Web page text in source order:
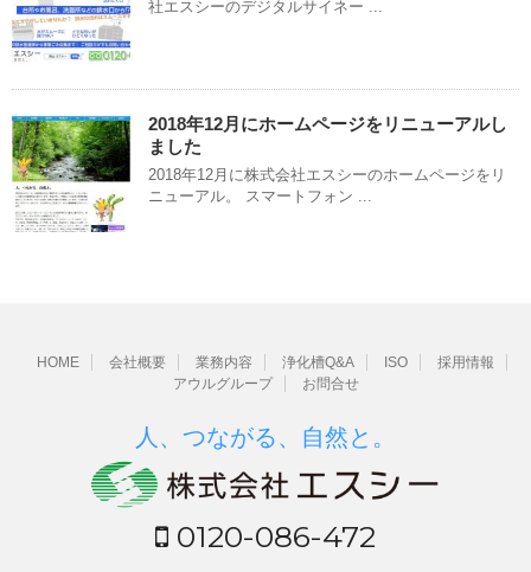
社エスシーのデジタルサイネー ...
2018年12月にホームページをリニューアルし
ました
2018年12月に株式会社エスシーのホームページをリ
ニューアル。 スマートフォン ...
HOME 会社概要 業務内容 浄化槽Q&A ISO
採用情報
アウルグループ
お問合せ
人、つながる、自然と。
0120-086-472